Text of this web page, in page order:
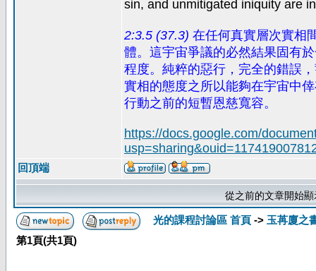
sin, and unmitigated iniquity are
2:3.5 (37.3) 在任何真實層次實相
體。這宇宙爭議的必然結果固有
程度。純粹的惡行，完全的錯誤
實相的態度之所以能夠在宇宙中
行動之前的短暫恩慈寬容。
https://docs.google.com/
回頂端
從之前的文章開始
光的課程討論區 首頁 -> 玉苒廈之
第1頁(共1頁)